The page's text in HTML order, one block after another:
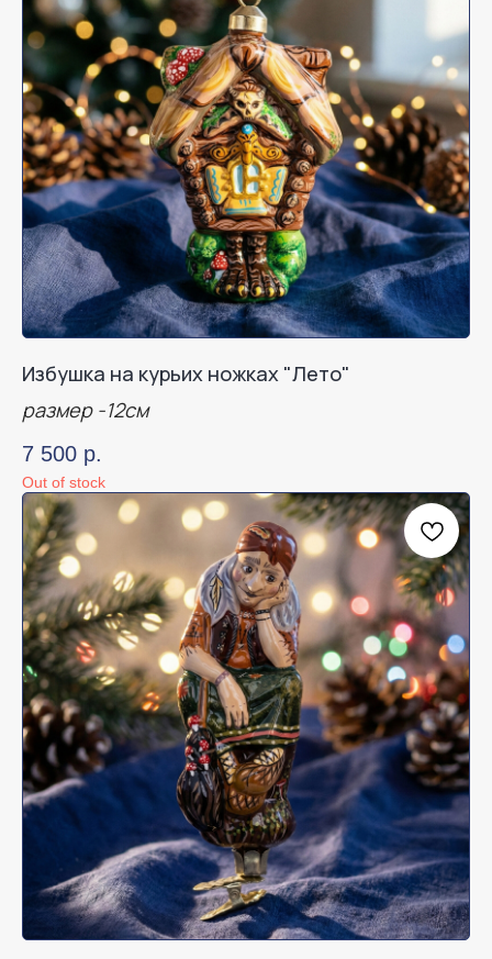
Избушка на курьих ножках "Лето"
размер -12см
7 500 р.
Out of stock